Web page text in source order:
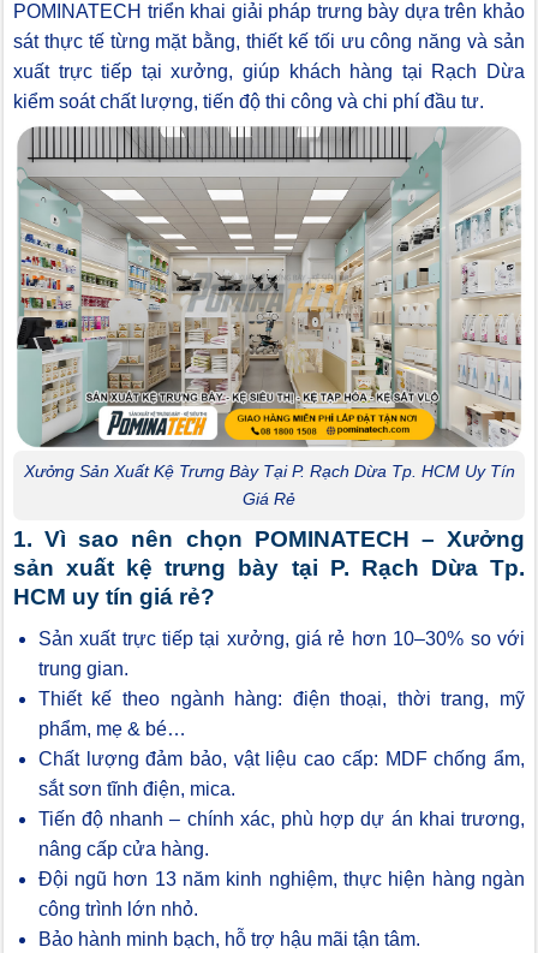
POMINATECH triển khai giải pháp trưng bày dựa trên khảo
sát thực tế từng mặt bằng, thiết kế tối ưu công năng và sản
xuất trực tiếp tại xưởng, giúp khách hàng tại Rạch Dừa
kiểm soát chất lượng, tiến độ thi công và chi phí đầu tư.
Xưởng Sản Xuất Kệ Trưng Bày Tại P. Rạch Dừa Tp. HCM Uy Tín
Giá Rẻ
1. Vì sao nên chọn POMINATECH – Xưởng
sản xuất kệ trưng bày tại P. Rạch Dừa Tp.
HCM uy tín giá rẻ?
Sản xuất trực tiếp tại xưởng, giá rẻ hơn 10–30% so với
trung gian.
Thiết kế theo ngành hàng: điện thoại, thời trang, mỹ
phẩm, mẹ & bé…
Chất lượng đảm bảo, vật liệu cao cấp: MDF chống ẩm,
sắt sơn tĩnh điện, mica.
Tiến độ nhanh – chính xác, phù hợp dự án khai trương,
nâng cấp cửa hàng.
Đội ngũ hơn 13 năm kinh nghiệm, thực hiện hàng ngàn
công trình lớn nhỏ.
Bảo hành minh bạch, hỗ trợ hậu mãi tận tâm.